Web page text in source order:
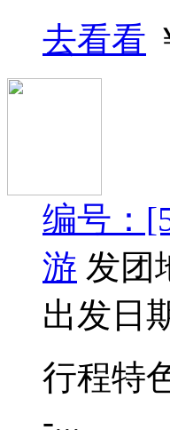
去看看
编号：
游 发团
出发日
行程特
-...